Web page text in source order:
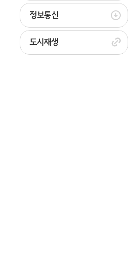
정보통신
도시재생